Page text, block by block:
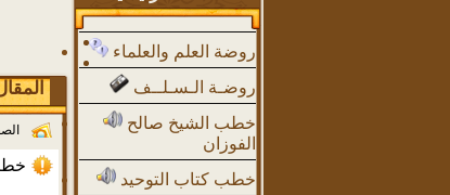
روضة العلم والعلماء
روضـة الـسـلــف
الفوزان
خطب كتاب التوحيد